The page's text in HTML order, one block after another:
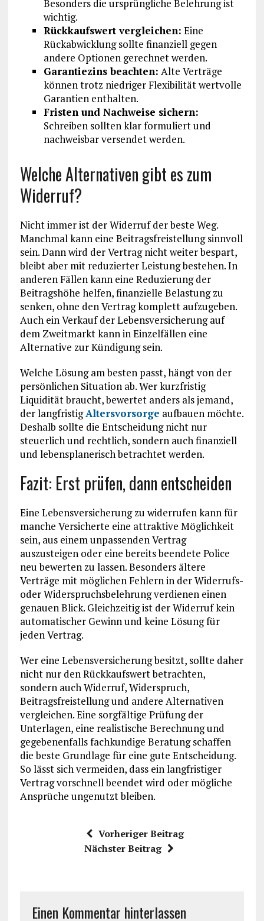
Besonders die ursprüngliche Belehrung ist
wichtig.
Rückkaufswert vergleichen: Eine
Rückabwicklung sollte finanziell gegen
andere Optionen gerechnet werden.
Garantiezins beachten: Alte Verträge
können trotz niedriger Flexibilität wertvolle
Garantien enthalten.
Fristen und Nachweise sichern:
Schreiben sollten klar formuliert und
nachweisbar versendet werden.
Welche Alternativen gibt es zum
Widerruf?
Nicht immer ist der Widerruf der beste Weg.
Manchmal kann eine Beitragsfreistellung sinnvoll
sein. Dann wird der Vertrag nicht weiter bespart,
bleibt aber mit reduzierter Leistung bestehen. In
anderen Fällen kann eine Reduzierung der
Beitragshöhe helfen, finanzielle Belastung zu
senken, ohne den Vertrag komplett aufzugeben.
Auch ein Verkauf der Lebensversicherung auf
dem Zweitmarkt kann in Einzelfällen eine
Alternative zur Kündigung sein.
Welche Lösung am besten passt, hängt von der
persönlichen Situation ab. Wer kurzfristig
Liquidität braucht, bewertet anders als jemand,
der langfristigAltersvorsorge aufbauen möchte.
Deshalb sollte die Entscheidung nicht nur
steuerlich und rechtlich, sondern auch finanziell
und lebensplanerisch betrachtet werden.
Fazit: Erst prüfen, dann entscheiden
Eine Lebensversicherung zu widerrufen kann für
manche Versicherte eine attraktive Möglichkeit
sein, aus einem unpassenden Vertrag
auszusteigen oder eine bereits beendete Police
neu bewerten zu lassen. Besonders ältere
Verträge mit möglichen Fehlern in der Widerrufs-
oder Widerspruchsbelehrung verdienen einen
genauen Blick. Gleichzeitig ist der Widerruf kein
automatischer Gewinn und keine Lösung für
jeden Vertrag.
Wer eine Lebensversicherung besitzt, sollte daher
nicht nur den Rückkaufswert betrachten,
sondern auch Widerruf, Widerspruch,
Beitragsfreistellung und andere Alternativen
vergleichen. Eine sorgfältige Prüfung der
Unterlagen, eine realistische Berechnung und
gegebenenfalls fachkundige Beratung schaffen
die beste Grundlage für eine gute Entscheidung.
So lässt sich vermeiden, dass ein langfristiger
Vertrag vorschnell beendet wird oder mögliche
Ansprüche ungenutzt bleiben.
Vorheriger Beitrag
Nächster Beitrag
Einen Kommentar hinterlassen